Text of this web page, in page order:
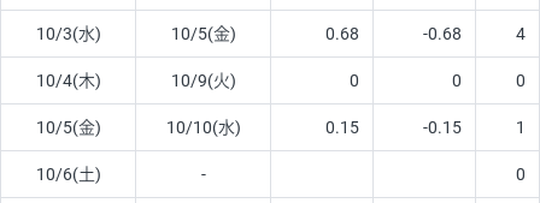
10/3(水) 10/5(金) 0.68 -0.68 4
10/4(木) 10/9(火) 0 0 0
10/5(金) 10/10(水) 0.15 -0.15 1
10/6(土) - 0